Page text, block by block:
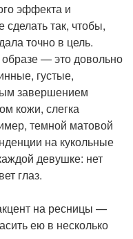
эффекта и
так, чтобы,
точно в цель.
— это довольно
густые,
завершением
кожи, слегка
темной матовой
на кукольные
девушке: нет
глаз.
на ресницы —
ею в несколько